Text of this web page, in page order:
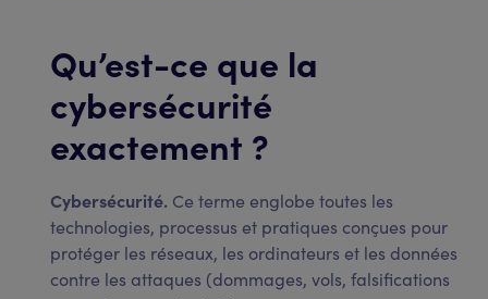
Qu’est-ce que la
cybersécurité
exactement ?
Cybersécurité. Ce terme englobe toutes les
technologies, processus et pratiques conçues pour
protéger les réseaux, les ordinateurs et les données
contre les attaques (dommages, vols, falsifications